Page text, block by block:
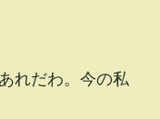
れだわ。今の私